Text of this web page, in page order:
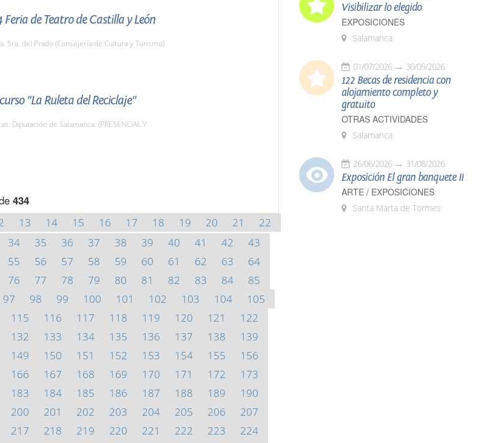
Feria de Teatro de Castilla y León
Sra. del Prado (Consejería de Cultura y Turismo)
"La Ruleta del Reciclaje"
Diputación de Salamanca. (PRESENCIAL Y
434
13 14 15 16 17 18 19 20 21
22
34 35 36 37 38 39 40 41 42
43
55 56 57 58 59 60 61 62 63
64
76 77 78 79 80 81 82 83 84
85
97 98 99 100 101 102 103 104
105
115 116 117 118 119 120 121
122
132 133 134 135 136 137 138
139
149 150 151 152 153 154 155
156
166 167 168 169 170 171 172
173
183 184 185 186 187 188 189
190
200 201 202 203 204 205 206
207
217 218 219 220 221 222 223
224
Visibilizar lo elegido
EXPOSICIONES
Salamanca
01/07/2026 30/09/2026
122 Becas de residencia con
alojamiento completo y
gratuito
OTRAS ACTIVIDADES
Salamanca
26/06/2026 31/08/2026
Exposición El gran banquete II
ARTE / EXPOSICIONES
Santa Marta de Tormes